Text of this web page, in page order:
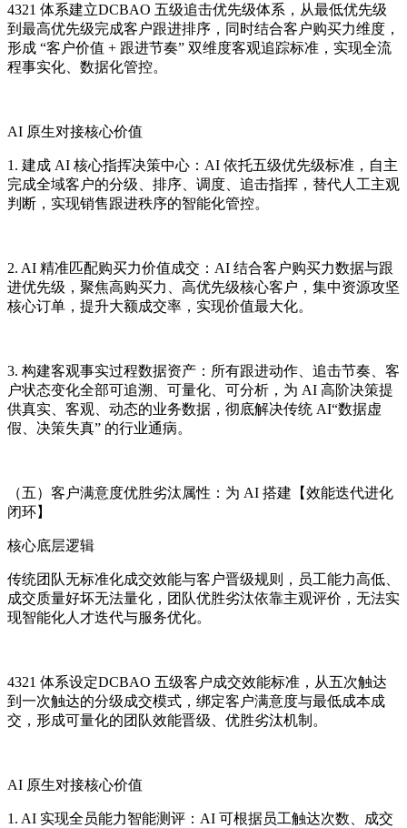
4321 体系建立DCBAO 五级追击优先级体系，从最低优先级
到最高优先级完成客户跟进排序，同时结合客户购买力维度，
形成 “客户价值 + 跟进节奏” 双维度客观追踪标准，实现全流
程事实化、数据化管控。
AI 原生对接核心价值
1. 建成 AI 核心指挥决策中心：AI 依托五级优先级标准，自主
完成全域客户的分级、排序、调度、追击指挥，替代人工主观
判断，实现销售跟进秩序的智能化管控。
2. AI 精准匹配购买力价值成交：AI 结合客户购买力数据与跟
进优先级，聚焦高购买力、高优先级核心客户，集中资源攻坚
核心订单，提升大额成交率，实现价值最大化。
3. 构建客观事实过程数据资产：所有跟进动作、追击节奏、客
户状态变化全部可追溯、可量化、可分析，为 AI 高阶决策提
供真实、客观、动态的业务数据，彻底解决传统 AI“数据虚
假、决策失真” 的行业通病。
（五）客户满意度优胜劣汰属性：为 AI 搭建【效能迭代进化
闭环】
核心底层逻辑
传统团队无标准化成交效能与客户晋级规则，员工能力高低、
成交质量好坏无法量化，团队优胜劣汰依靠主观评价，无法实
现智能化人才迭代与服务优化。
4321 体系设定DCBAO 五级客户成交效能标准，从五次触达
到一次触达的分级成交模式，绑定客户满意度与最低成本成
交，形成可量化的团队效能晋级、优胜劣汰机制。
AI 原生对接核心价值
1. AI 实现全员能力智能测评：AI 可根据员工触达次数、成交